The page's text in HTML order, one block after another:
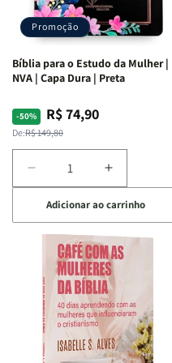
Promoção
Bíblia para o Estudo da Mulher |
NVA | Capa Dura | Preta
-50%
Preço
normal
De:R$ 149,80
Preço
promocional
R$ 74,90
Diminuir
a
quantidade
de
Bíblia
para
Estudo
da
Mulher
Aumentar
a
quantidade
de
Bíblia
para
o
Estudo
da
Mulher
|
Adicionar ao carrinho